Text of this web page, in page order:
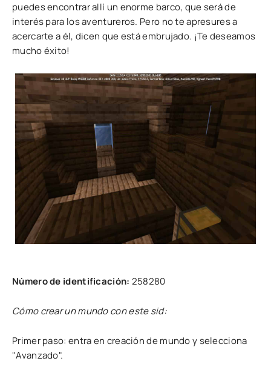
puedes encontrar allí un enorme barco, que será de
interés para los aventureros. Pero no te apresures a
acercarte a él, dicen que está embrujado. ¡Te deseamos
mucho éxito!
Número de identificación: 258280
Cómo crear un mundo con este sid:
Primer paso: entra en creación de mundo y selecciona
"Avanzado".